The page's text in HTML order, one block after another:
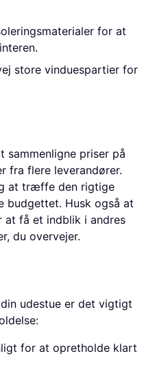
for at
store vinduespartier for
sammenligne priser på
fra flere leverandører.
at træffe den rigtige
budgettet. Husk også at
at få et indblik i andres
du overvejer.
udestue er det vigtigt
for at opretholde klart